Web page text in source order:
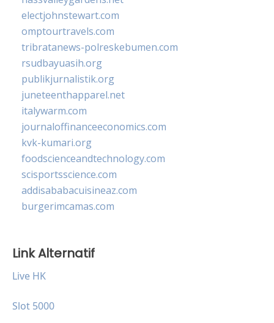
electjohnstewart.com
omptourtravels.com
tribratanews-polreskebumen.com
rsudbayuasih.org
publikjurnalistik.org
juneteenthapparel.net
italywarm.com
journaloffinanceeconomics.com
kvk-kumari.org
foodscienceandtechnology.com
scisportsscience.com
addisababacuisineaz.com
burgerimcamas.com
Link Alternatif
Live HK
Slot 5000